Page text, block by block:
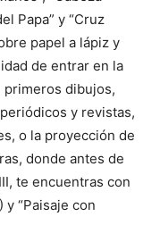
Papa” y “Cruz
papel a lápiz y
de entrar en la
primeros dibujos,
y revistas,
o la proyección de
donde antes de
te encuentras con
y “Paisaje con